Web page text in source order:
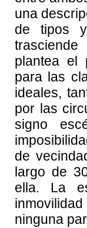
una
de tipos
plantea el
para las
ideales,
por las
signo
de
largo de
ella. La
ninguna